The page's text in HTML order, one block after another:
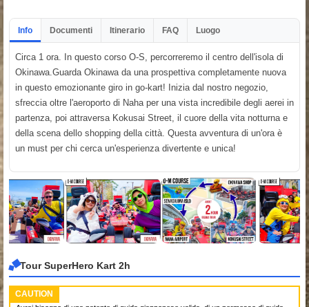
Info Documenti Itinerario FAQ Luogo
Circa 1 ora. In questo corso O-S, percorreremo il centro dell'isola di
Okinawa.Guarda Okinawa da una prospettiva completamente nuova
in questo emozionante giro in go-kart! Inizia dal nostro negozio,
sfreccia oltre l'aeroporto di Naha per una vista incredibile degli aerei in
partenza, poi attraversa Kokusai Street, il cuore della vita notturna e
della scena dello shopping della città. Questa avventura di un'ora è
un must per chi cerca un'esperienza divertente e unica!
Tour SuperHero Kart 2h
CAUTION